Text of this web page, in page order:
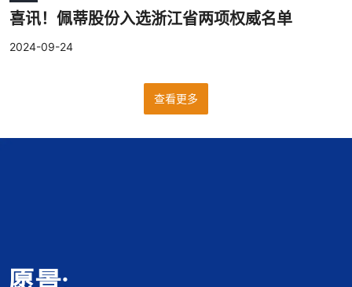
喜讯！佩蒂股份入选浙江省两项权威名单
2024-09-24
查看更多